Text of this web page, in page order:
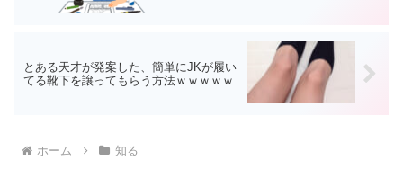
とある天才が発案した、簡単にJKが履い
てる靴下を譲ってもらう方法ｗｗｗｗｗ
ホーム 知る